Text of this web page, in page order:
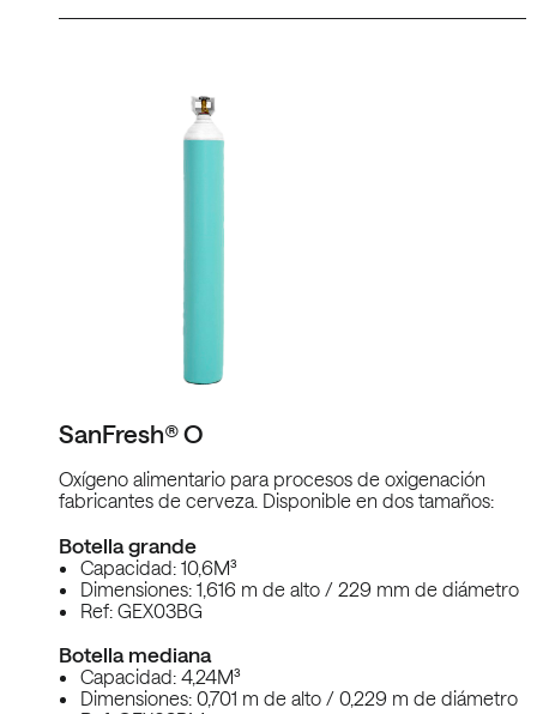
SanFresh® O
Oxígeno alimentario para procesos de oxigenación
fabricantes de cerveza. Disponible en dos tamaños:
Botella grande
Capacidad: 10,6M³
Dimensiones: 1,616 m de alto / 229 mm de diámetro
Ref: GEX03BG
Botella mediana
Capacidad: 4,24M³
Dimensiones: 0,701 m de alto / 0,229 m de diámetro